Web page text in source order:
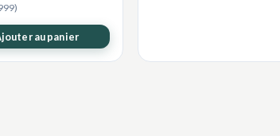
au panier